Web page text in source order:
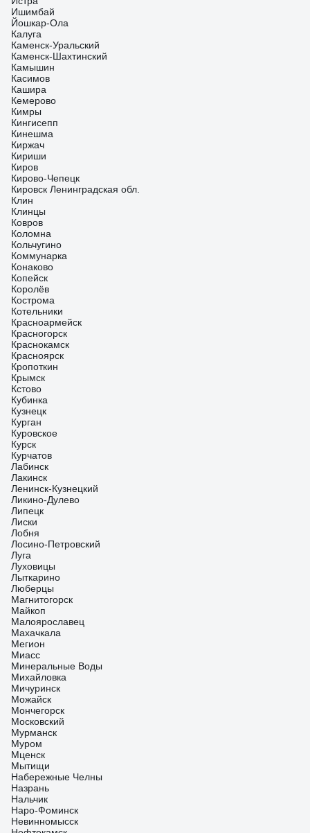
Ишимбай
Йошкар-Ола
Калуга
Каменск-Уральский
Каменск-Шахтинский
Камышин
Касимов
Кашира
Кемерово
Кимры
Кингисепп
Кинешма
Киржач
Кириши
Киров
Кирово-Чепецк
Кировск Ленинградская обл.
Клин
Клинцы
Ковров
Коломна
Кольчугино
Коммунарка
Конаково
Копейск
Королёв
Кострома
Котельники
Красноармейск
Красногорск
Краснокамск
Красноярск
Кропоткин
Крымск
Кстово
Кубинка
Кузнецк
Курган
Куровское
Курск
Курчатов
Лабинск
Лакинск
Ленинск-Кузнецкий
Ликино-Дулево
Липецк
Лиски
Лобня
Лосино-Петровский
Луга
Луховицы
Лыткарино
Люберцы
Магнитогорск
Майкоп
Малоярославец
Махачкала
Мегион
Миасс
Минеральные Воды
Михайловка
Мичуринск
Можайск
Мончегорск
Московский
Мурманск
Муром
Мценск
Мытищи
Набережные Челны
Назрань
Нальчик
Наро-Фоминск
Невинномысск